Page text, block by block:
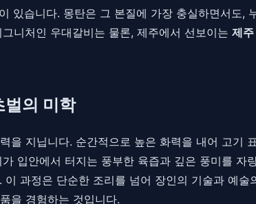
있습니다. 몽탄은 그 본질에 가장 충실하면서
니처인 우대갈비는 물론, 제주에서 선보이는 제
벌의 미학
을 지닙니다. 순간적으로 높은 화력을 내어 고
입안에서 터지는 풍부한 육즙과 깊은 풍미를 자
과정은 단순한 조리를 넘어 장인의 기술과 예
을 경험하는 것입니다.